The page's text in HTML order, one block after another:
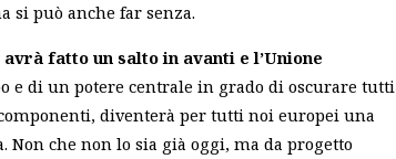
si può anche far senza.
fatto un salto in avanti e l’Unione
e di un potere centrale in grado di oscurare tutti
diventerà per tutti noi europei una
Non che non lo sia già oggi, ma da progetto